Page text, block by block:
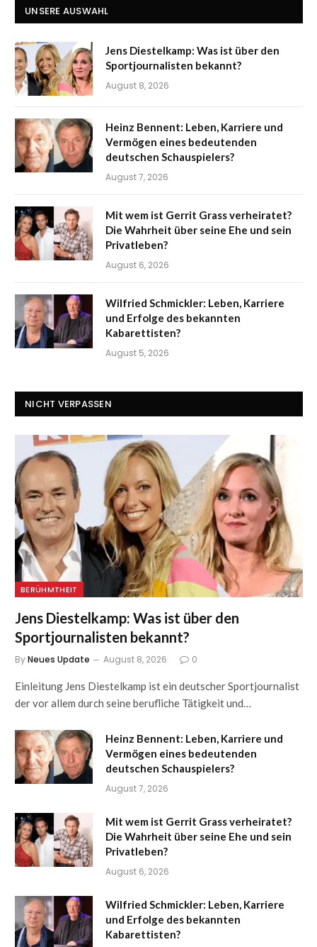
UNSERE AUSWAHL
Jens Diestelkamp: Was ist über den
Sportjournalisten bekannt?
August 8, 2026
Heinz Bennent: Leben, Karriere und
Vermögen eines bedeutenden
deutschen Schauspielers?
August 7, 2026
Mit wem ist Gerrit Grass verheiratet?
Die Wahrheit über seine Ehe und sein
Privatleben?
August 6, 2026
Wilfried Schmickler: Leben, Karriere
und Erfolge des bekannten
Kabarettisten?
August 5, 2026
NICHT VERPASSEN
BERÜHMTHEIT
Jens Diestelkamp: Was ist über den
Sportjournalisten bekannt?
ByNeues Update August 8, 2026 0
Einleitung Jens Diestelkamp ist ein deutscher Sportjournalist
der vor allem durch seine berufliche Tätigkeit und…
Heinz Bennent: Leben, Karriere und
Vermögen eines bedeutenden
deutschen Schauspielers?
August 7, 2026
Mit wem ist Gerrit Grass verheiratet?
Die Wahrheit über seine Ehe und sein
Privatleben?
August 6, 2026
Wilfried Schmickler: Leben, Karriere
und Erfolge des bekannten
Kabarettisten?